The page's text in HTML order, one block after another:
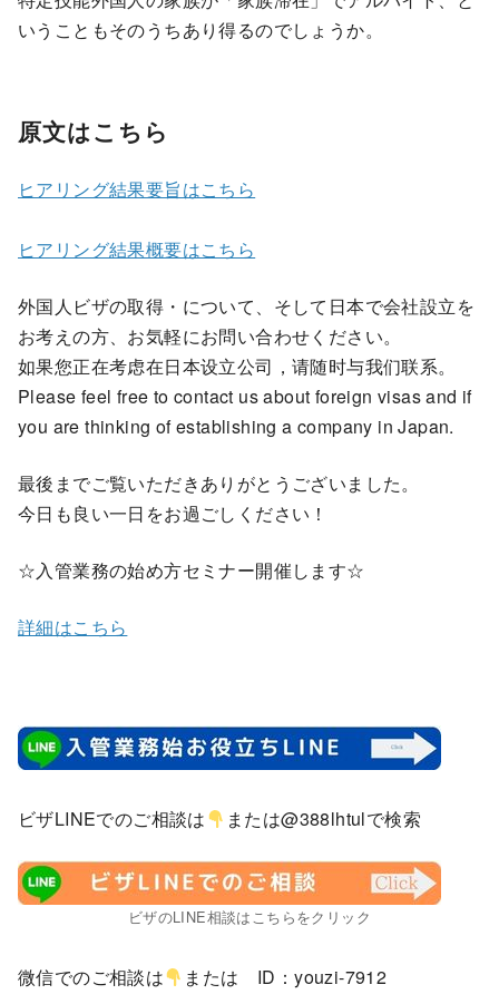
いうこともそのうちあり得るのでしょうか。
原文はこちら
ヒアリング結果要旨はこちら
ヒアリング結果概要はこちら
外国人ビザの取得・について、そして日本で会社設立を
お考えの方、お気軽にお問い合わせください。
如果您正在考虑在日本设立公司，请随时与我们联系。
Please feel free to contact us about foreign visas and if
you are thinking of establishing a company in Japan.
最後までご覧いただきありがとうございました。
今日も良い一日をお過ごしください！
☆入管業務の始め方セミナー開催します☆
詳細はこちら
ビザLINEでのご相談は または@388lhtulで検索
ビザのLINE相談はこちらをクリック
微信でのご相談は または ID：youzi-7912